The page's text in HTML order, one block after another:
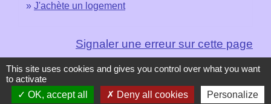
J'achète un logement
Signaler une erreur sur cette page
This site uses cookies and gives you control over what you want
to activate
OK, accept all
Deny all cookies Personalize